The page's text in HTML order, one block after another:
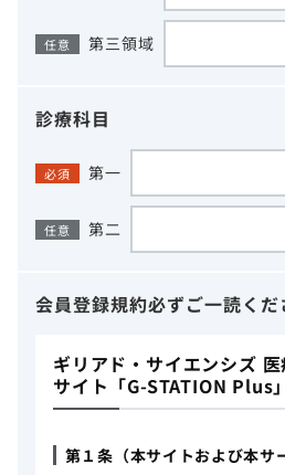
任意 第三領域
診療科目
必須 第一
任意 第二
会員登録規約必ずご一読くだ
ギリアド・サイエンシズ
サイト「G-STATION Plus
第１条（本サイトおよび本サ